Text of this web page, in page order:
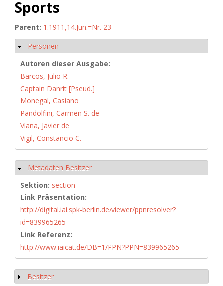
Sports
Parent: 1.1911,14.Jun.=Nr. 23
Hide
Personen
Autoren dieser Ausgabe:
Barcos, Julio R.
Captain Danrit [Pseud.]
Monegal, Casiano
Pandolfini, Carmen S. de
Viana, Javier de
Vigil, Constancio C.
Hide
Metadaten Besitzer
Sektion: section
Link Präsentation:
http://digital.iai.spk-berlin.de/viewer/ppnresolver?
id=839965265
Link Referenz:
http://www.iaicat.de/DB=1/PPN?PPN=839965265
Show
Besitzer